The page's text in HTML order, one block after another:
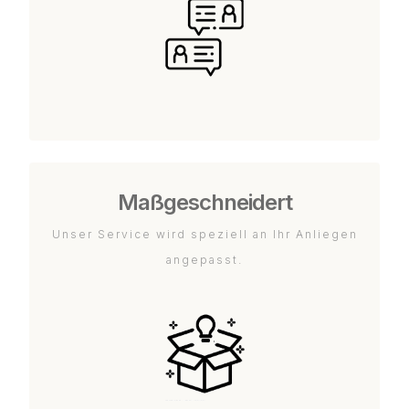
Maßgeschneidert
Unser Service wird speziell an Ihr Anliegen
angepasst.